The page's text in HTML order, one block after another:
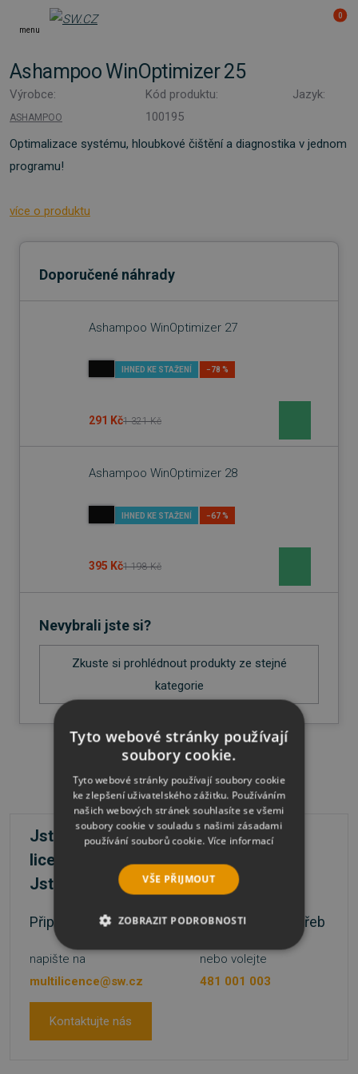
menu
0
Ashampoo WinOptimizer 25
Výrobce:
ASHAMPOO
Kód produktu:
100195
Jazyk:
Optimalizace systému, hloubkové čištění a diagnostika v jednom
programu!
více o produktu
Doporučené náhrady
Ashampoo WinOptimizer 27
IHNED KE STAŽENÍ −78 %
291 Kč1 321 Kč
Ashampoo WinOptimizer 28
IHNED KE STAŽENÍ −67 %
395 Kč1 198 Kč
Nevybrali jste si?
Zkuste si prohlédnout produkty ze stejné
kategorie
Jste firma a máte zájem o větší počet
licencí?
Jste škola nebo státní instituce?
Připravíme nabídku přesně podle vašich potřeb
napište na
multilicence@sw.cz
nebo volejte
481 001 003
Kontaktujte nás
Tyto webové stránky používají
soubory cookie.
Tyto webové stránky používají soubory cookie
ke zlepšení uživatelského zážitku. Používáním
našich webových stránek souhlasíte se všemi
soubory cookie v souladu s našimi zásadami
používání souborů cookie. Více informací
VŠE PŘIJMOUT
ZOBRAZIT PODROBNOSTI
NEZBYTNĚ NUTNÉ SOUBORY